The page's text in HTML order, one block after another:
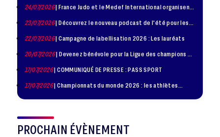
24/07/2026| France Judo et le Medef International organisent
23/07/2026| Découvrez le nouveau podcast de l'été pour les
22/07/2026| Campagne de labellisation 2026 : Les lauréats
20/07/2026| Devenez bénévole pour la Ligue des champions de
17/07/2026| COMMUNIQUÉ DE PRESSE : PASS SPORT
17/07/2026| Championnats du monde 2026 : les athlètes
PROCHAIN ÉVÈNEMENT